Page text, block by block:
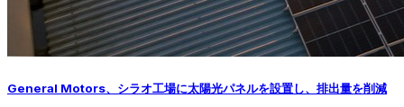
General Motors、シラオ工場に太陽光パネルを設置し、排出量を削減